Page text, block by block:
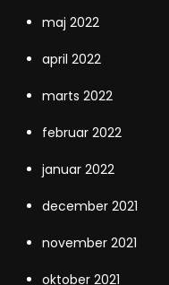
maj 2022
april 2022
marts 2022
februar 2022
januar 2022
december 2021
november 2021
oktober 2021